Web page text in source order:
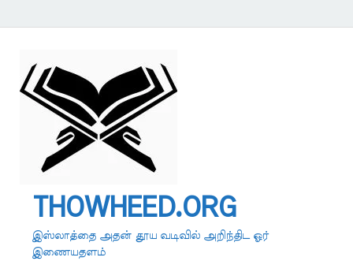
THOWHEED.ORG
இஸ்லாத்தை அதன் தூய வடிவில் அறிந்திட ஓர்
இணையதளம்